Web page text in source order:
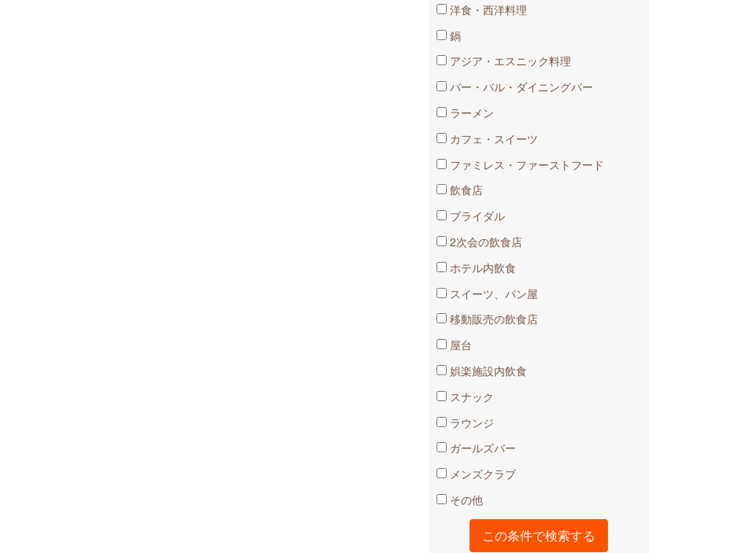
洋食・西洋料理
鍋
アジア・エスニック料理
バー・バル・ダイニングバー
ラーメン
カフェ・スイーツ
ファミレス・ファーストフード
飲食店
ブライダル
2次会の飲食店
ホテル内飲食
スイーツ、パン屋
移動販売の飲食店
屋台
娯楽施設内飲食
スナック
ラウンジ
ガールズバー
メンズクラブ
その他